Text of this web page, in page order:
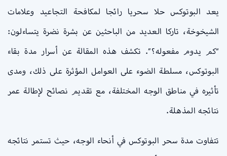
يعد البوتوكس حلا سحريا رائجا لمكافحة التجاعيد وعلامات
الشيخوخة، تاركا العديد من الباحثين عن بشرة نضرة يتساءلون:
“كم يدوم مفعوله؟”. تكشف هذه المقالة عن أسرار مدة بقاء
البوتوكس، مسلطة الضوء على العوامل المؤثرة على ذلك، ومدى
تأثيره في مناطق الوجه المختلفة، مع تقديم نصائح لإطالة عمر
نتائجه المذهلة.
تتفاوت مدة سحر البوتوكس في أنحاء الوجه، حيث تستمر نتائجه